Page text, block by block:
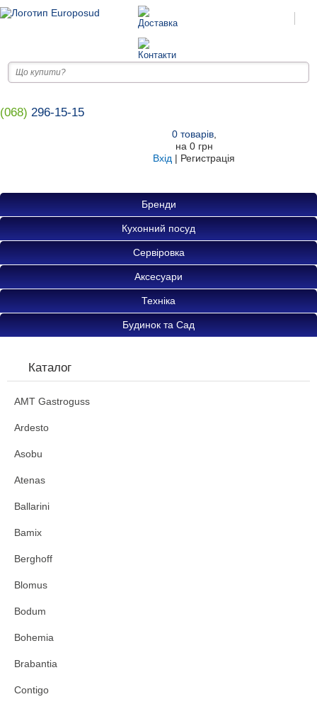
(068) 296-15-15
0товарів,
на 0 грн
Вхід | Регистрація
Бренди
Кухонний посуд
Сервіровка
Аксесуари
Техніка
Будинок та Сад
Каталог
AMT Gastroguss
Ardesto
Asobu
Atenas
Ballarini
Bamix
Berghoff
Blomus
Bodum
Bohemia
Brabantia
Contigo